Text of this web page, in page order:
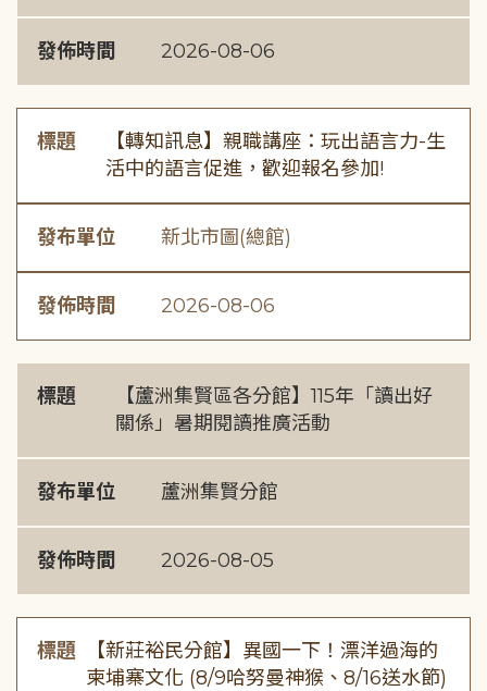
發佈時間 2026-08-06
標題
【轉知訊息】親職講座：玩出語言力-生
活中的語言促進，歡迎報名參加!
發布單位 新北市圖(總館)
發佈時間 2026-08-06
標題
【蘆洲集賢區各分館】115年「讀出好
關係」暑期閱讀推廣活動
發布單位 蘆洲集賢分館
發佈時間 2026-08-05
標題
【新莊裕民分館】異國一下！漂洋過海的
柬埔寨文化 (8/9哈努曼神猴、8/16送水節)